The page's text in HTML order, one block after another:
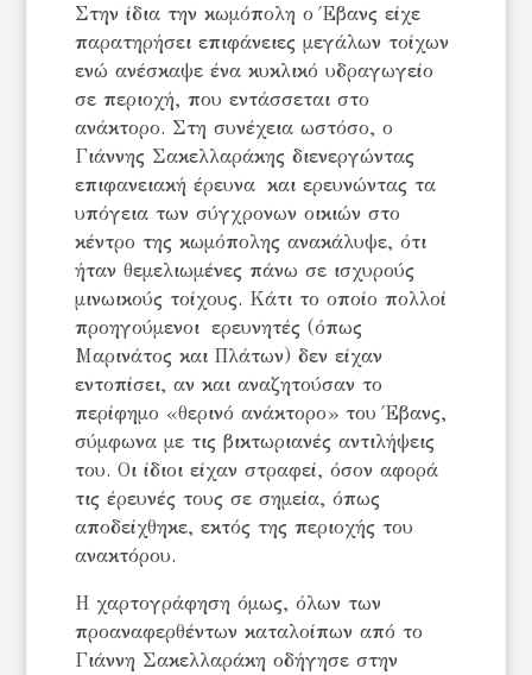
Στην ίδια την κωμόπολη ο Έβανς είχε
παρατηρήσει επιφάνειες μεγάλων τοίχων
ενώ ανέσκαψε ένα κυκλικό υδραγωγείο
σε περιοχή, που εντάσσεται στο
ανάκτορο. Στη συνέχεια ωστόσο, ο
Γιάννης Σακελλαράκης διενεργώντας
επιφανειακή έρευνα και ερευνώντας τα
υπόγεια των σύγχρονων οικιών στο
κέντρο της κωμόπολης ανακάλυψε, ότι
ήταν θεμελιωμένες πάνω σε ισχυρούς
μινωικούς τοίχους. Κάτι το οποίο πολλοί
προηγούμενοι ερευνητές (όπως
Μαρινάτος και Πλάτων) δεν είχαν
εντοπίσει, αν και αναζητούσαν το
περίφημο «θερινό ανάκτορο» του Έβανς,
σύμφωνα με τις βικτωριανές αντιλήψεις
του. Οι ίδιοι είχαν στραφεί, όσον αφορά
τις έρευνές τους σε σημεία, όπως
αποδείχθηκε, εκτός της περιοχής του
ανακτόρου.
Η χαρτογράφηση όμως, όλων των
προαναφερθέντων καταλοίπων από το
Γιάννη Σακελλαράκη οδήγησε στην